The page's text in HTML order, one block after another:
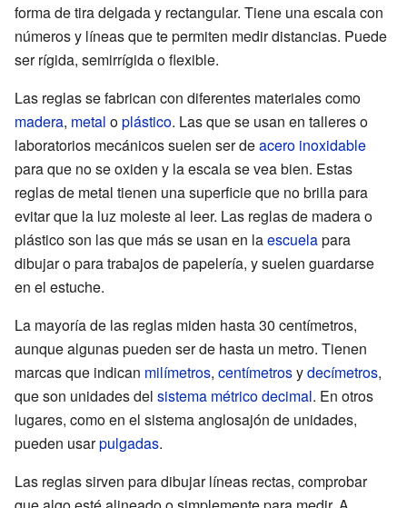
forma de tira delgada y rectangular. Tiene una escala con
números y líneas que te permiten medir distancias. Puede
ser rígida, semirrígida o flexible.
Las reglas se fabrican con diferentes materiales como
madera, metal oplástico. Las que se usan en talleres o
laboratorios mecánicos suelen ser deacero inoxidable
para que no se oxiden y la escala se vea bien. Estas
reglas de metal tienen una superficie que no brilla para
evitar que la luz moleste al leer. Las reglas de madera o
plástico son las que más se usan en laescuelapara
dibujar o para trabajos de papelería, y suelen guardarse
en el estuche.
La mayoría de las reglas miden hasta 30 centímetros,
aunque algunas pueden ser de hasta un metro. Tienen
marcas que indican milímetros, centímetrosydecímetros,
que son unidades del sistema métrico decimal. En otros
lugares, como en el sistema anglosajón de unidades,
pueden usarpulgadas.
Las reglas sirven para dibujar líneas rectas, comprobar